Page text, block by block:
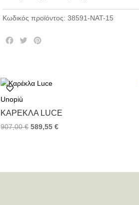
Κωδικός προϊόντος: 38591-NAT-15
o
o
k
t
s
Unopiù
ΚΑΡΈΚΛΑ LUCE
907,00€ 589,55€